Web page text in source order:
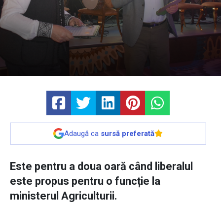
Adaugă ca sursă preferată
Este pentru a doua oară când liberalul
este propus pentru o funcție la
ministerul Agriculturii.